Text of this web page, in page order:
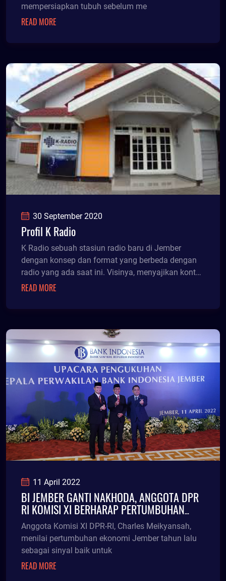
mempersiapkan tubuh sebelum me
READ MORE
30 September 2020
Profil K Radio
K Radio sebuah stasiun radio baru di Jember
dengan konsep dan format yang berbeda dengan
radio yang ada saat ini. Visinya, menyajikan konten
progra
READ MORE
11 April 2022
BI JEMBER GANTI NAKHODA, ANGGOTA DPR
RI KOMISI XI BERHARAP PERTUMBUHAN
EKONOMI JEMBER 2022 LAMPAUI RATA-
RATA NASIONAL
Anggota Komisi XI DPR-RI, Charles Meikyansah,
menilai pertumbuhan ekonomi Jember tahun lalu
sebagai sinyal baik untuk
READ MORE